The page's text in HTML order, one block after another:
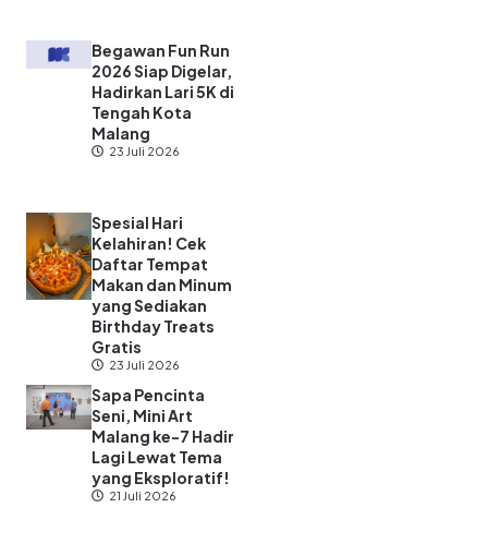
Begawan Fun Run
2026 Siap Digelar,
Hadirkan Lari 5K di
Tengah Kota
Malang
23 Juli 2026
Spesial Hari
Kelahiran! Cek
Daftar Tempat
Makan dan Minum
yang Sediakan
Birthday Treats
Gratis
23 Juli 2026
Sapa Pencinta
Seni, Mini Art
Malang ke-7 Hadir
Lagi Lewat Tema
yang Eksploratif!
21 Juli 2026